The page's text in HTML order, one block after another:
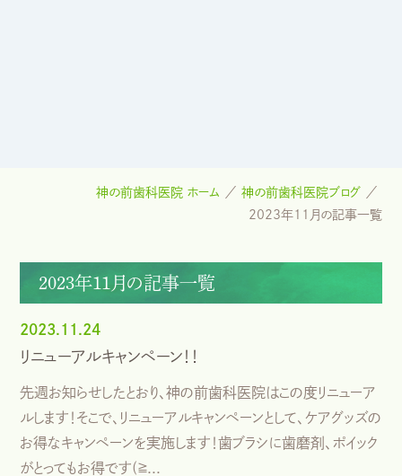
神の前歯科医院 ホーム
神の前歯科医院ブログ
2023年11月の記事一覧
2023年11月の記事一覧
2023.11.24
リニューアルキャンペーン！！
先週お知らせしたとおり、神の前歯科医院はこの度リニューア
ルします！そこで、リニューアルキャンペーンとして、ケアグッズの
お得なキャンペーンを実施します！歯ブラシに歯磨剤、ポイック
がとってもお得です(⁠≧...